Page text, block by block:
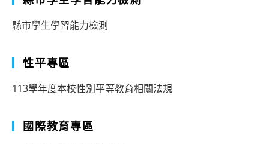
縣市學生學習能力檢測
性平專區
113學年度本校性別平等教育相關法規
國際教育專區